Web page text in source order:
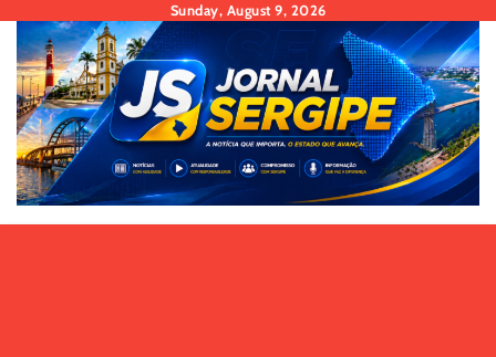
content
Sunday, August 9, 2026